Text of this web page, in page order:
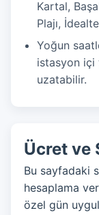
Kartal,
Plajı,
Yoğun
istasyon içi
uzatabilir.
Ücret ve
Bu sayfadaki
hesaplama
özel gün